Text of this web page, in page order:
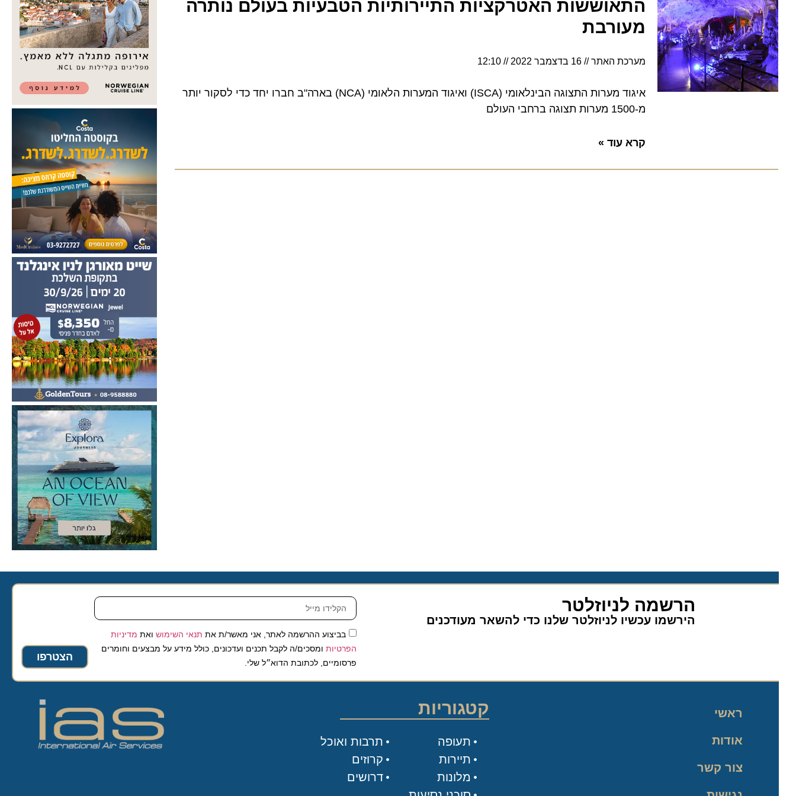
התאוששות האטרקציות התיירותיות הטבעיות בעולם נותרה
מעורבת
מערכת האתר 16 בדצמבר 2022 12:10
איגוד מערות התצוגה הבינלאומי (ISCA) ואיגוד המערות הלאומי (NCA) בארה"ב חברו יחד כדי לסקור יותר
קרא עוד »
הרשמה לניוזלטר
הירשמו עכשיו לניוזלטר שלנו כדי להשאר מעודכנים
בביצוע ההרשמה לאתר, אני מאשר/ת אתתנאי השימושואת מדיניות
הפרטיותומסכים/ה לקבל תכנים ועדכונים, כולל מידע על מבצעים וחומרים
פרסומיים, לכתובת הדוא״ל שלי.
הצטרפו
ראשי
אודות
צור קשר
קטגוריות
תעופה
תיירות
מלונות
תרבות ואוכל
קרוזים
דרושים